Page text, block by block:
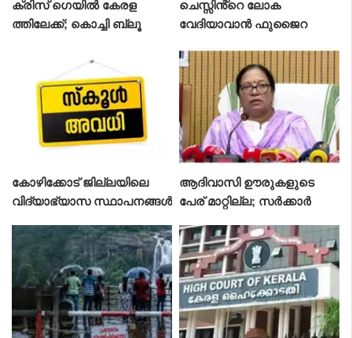
ക്രിസ് ഗെയിൽ കേരള
ത്തിലേക്ക്; കൊച്ചി ബ്ലൂ
കാണാനെത്തും
ചെസ്സിൻ്റെ ലോക
വേദിയാവാൻ ഫുജൈറ
കോഴിക്കോട് ജില്ലയിലെ
വിദ്യാഭ്യാസ സ്ഥാപനങ്ങൾ
ആദിവാസി ഊരുകളുടെ
പേര് മാറ്റില്ല; സർക്കാർ
ന്ത്രി